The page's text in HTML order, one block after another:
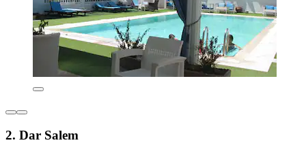
2. Dar Salem